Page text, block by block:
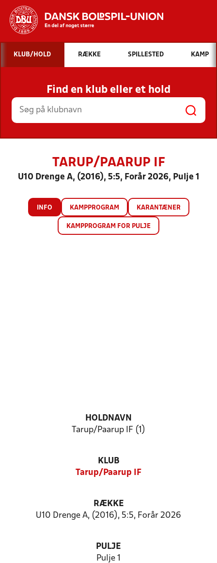
Hvad vil du søge efter?
INDHOLD OG NYHEDER
STILLINGER, RESULTATER, KLUBBER OG
HOLD
KLUB/HOLD RÆKKE SPILLESTED KAMP
Find en klub eller et hold
TARUP/PAARUP IF
U10 Drenge A, (2016), 5:5, Forår 2026, Pulje 1
INFO KAMPPROGRAM KARANTÆNER
KAMPPROGRAM FOR PULJE
HOLDNAVN
Tarup/Paarup IF (1)
KLUB
Tarup/Paarup IF
RÆKKE
U10 Drenge A, (2016), 5:5, Forår 2026
PULJE
Pulje 1